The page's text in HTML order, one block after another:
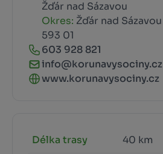
Žďár nad Sázavou
Okres: Žďár nad Sázavou
593 01
603 928 821
info@korunavysociny.cz
www.korunavysociny.cz
Délka trasy
40 km